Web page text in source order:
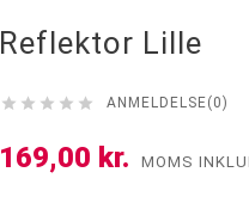
Reflektor Lille
     ANMELDELSE(0)
169,00 kr. MOMS